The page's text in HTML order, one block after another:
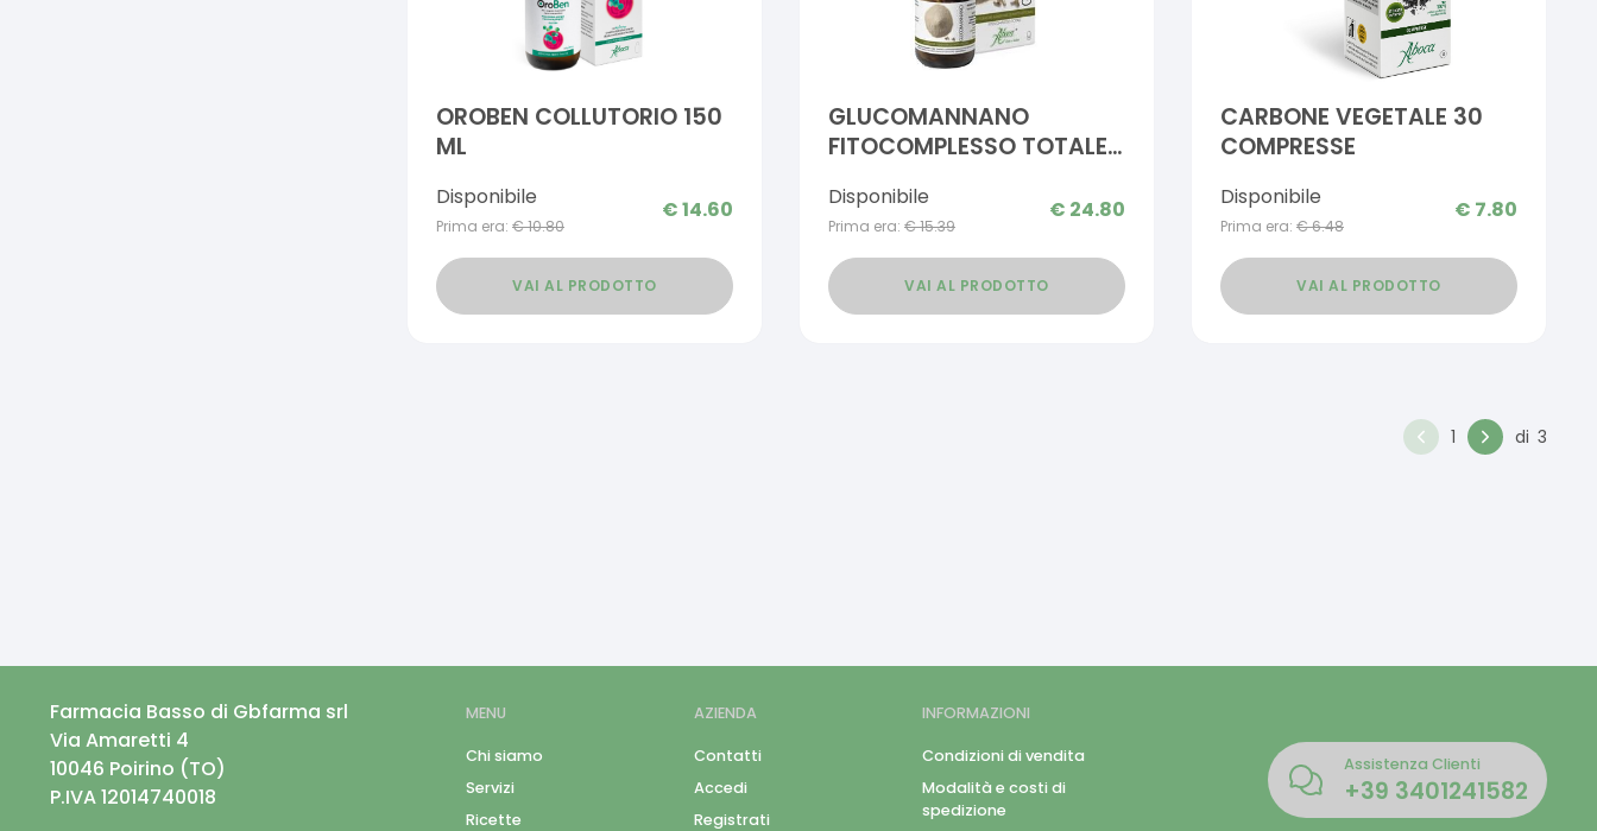
OROBEN COLLUTORIO 150
ML
Disponibile
Prima era: €10.80
€14.60
VAI AL PRODOTTO
GLUCOMANNANO
FITOCOMPLESSO TOTALE
Disponibile
Prima era: €15.39
€ 24.80
VAI AL PRODOTTO
CARBONE VEGETALE 30
COMPRESSE
Disponibile
Prima era: €6.48
€ 7.80
VAI AL PRODOTTO
1 di 3
Farmacia Basso di Gbfarma srl
Via Amaretti 4
10046 Poirino (TO)
P.IVA12014740018
MENU
Chi siamo
Servizi
Ricette
AZIENDA
Contatti
Accedi
Registrati
INFORMAZIONI
Condizioni di vendita
Modalità e costi di
spedizione
Assistenza Clienti
+39 3401241582